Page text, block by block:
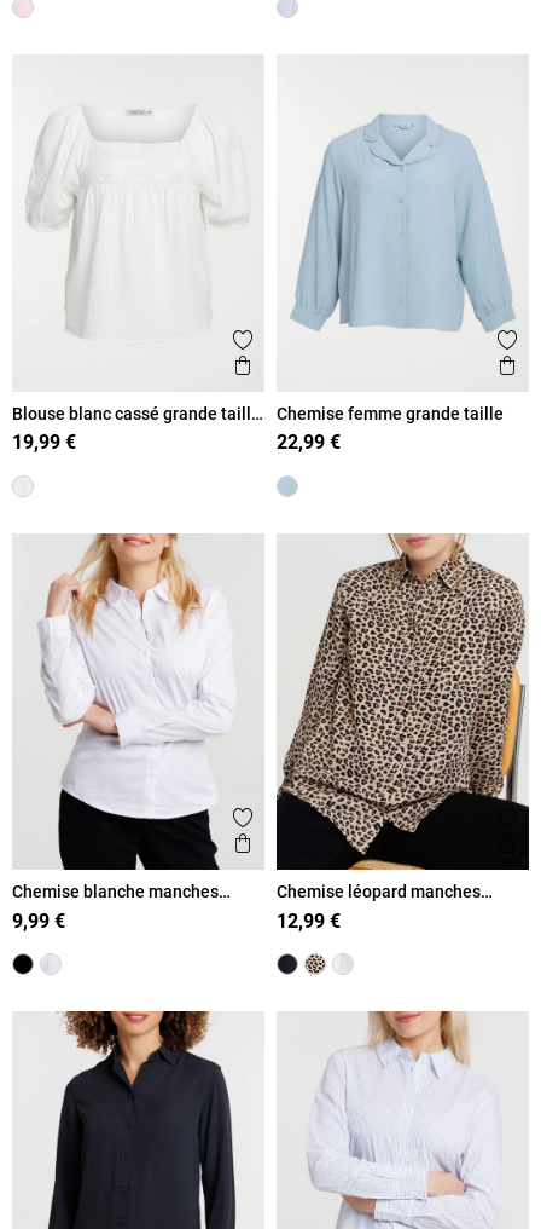
Ajouter aux favoris
Aperçu rapide
Blouse blanc cassé grande taille
femme
19,99 €
Chemise femme grande taille
22,99 €
Ajouter aux favoris
Aperçu rapide
Chemise blanche manches
longues femme
9,99 €
Chemise léopard manches
longues femme
12,99 €